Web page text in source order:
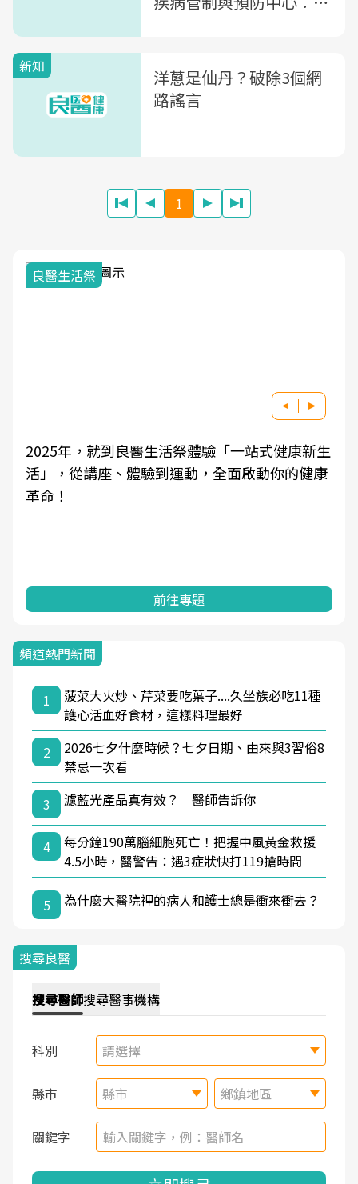
新知
洋蔥是仙丹？破除3個網
路謠言
1
良醫生活祭
2025年，就到良醫生活祭體驗「一站式健康新生
活」，從講座、體驗到運動，全面啟動你的健康
革命！
前往專題
頻道熱門新聞
1
菠菜大火炒、芹菜要吃葉子....久坐族必吃11種
護心活血好食材，這樣料理最好
2
2026七夕什麼時候？七夕日期、由來與3習俗8
禁忌一次看
3
濾藍光產品真有效？ 醫師告訴你
4
每分鐘190萬腦細胞死亡！把握中風黃金救援
4.5小時，醫警告：遇3症狀快打119搶時間
5 為什麼大醫院裡的病人和護士總是衝來衝去？
搜尋良醫
搜尋醫師搜尋醫事機構
科別 請選擇
縣市 縣市 鄉鎮地區
關鍵字